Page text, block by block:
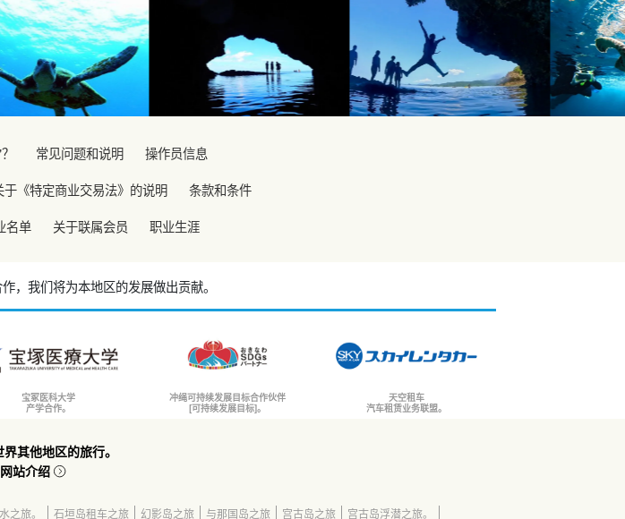
常见问题和说明
操作员信息
于《特定商业交易法》的说明
条款和条件
名单 关于联属会员 职业生涯
，我们将为本地区的发展做出贡献。
宝冢医科大学
产学合作。
冲绳可持续发展目标合作伙伴
[可持续发展目标]。
天空租车
汽车租赁业务联盟。
其他地区的旅行。
站介绍
之旅。 石垣岛租车之旅 幻影岛之旅 与那国岛之旅 宫古岛之旅 宫古岛浮潜之旅。